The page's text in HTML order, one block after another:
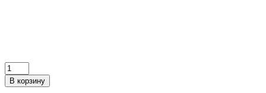
В корзину